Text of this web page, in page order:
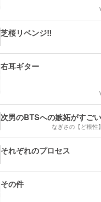
芝桜リベンジ‼️
右耳ギター
次男のBTSへの嫉妬がすごい
なぎさの【ど根性
それぞれのプロセス
その件